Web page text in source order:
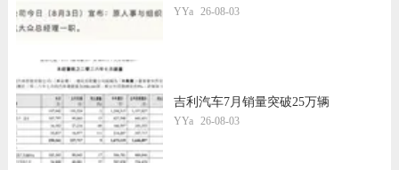
YYa 26-08-03
吉利汽车7月销量突破25万辆
YYa 26-08-03